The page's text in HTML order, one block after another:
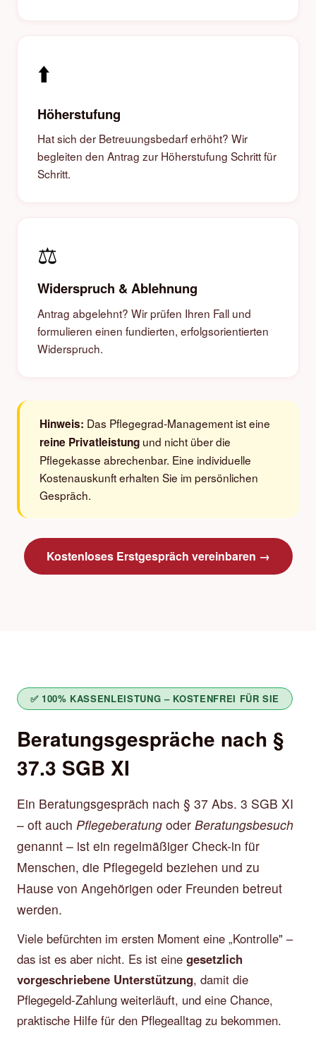
⬆️
Höherstufung
Hat sich der Betreuungsbedarf erhöht? Wir
begleiten den Antrag zur Höherstufung Schritt für
Schritt.
⚖️
Widerspruch & Ablehnung
Antrag abgelehnt? Wir prüfen Ihren Fall und
formulieren einen fundierten, erfolgsorientierten
Widerspruch.
Hinweis: Das Pflegegrad-Management ist eine
reine Privatleistung und nicht über die
Pflegekasse abrechenbar. Eine individuelle
Kostenauskunft erhalten Sie im persönlichen
Gespräch.
Kostenloses Erstgespräch vereinbaren →
✅ 100% KASSENLEISTUNG – KOSTENFREI FÜR SIE
Beratungsgespräche nach §
37.3 SGB XI
Ein Beratungsgespräch nach § 37 Abs. 3 SGB XI
– oft auch Pflegeberatung oder Beratungsbesuch
genannt – ist ein regelmäßiger Check-in für
Menschen, die Pflegegeld beziehen und zu
Hause von Angehörigen oder Freunden betreut
werden.
Viele befürchten im ersten Moment eine „Kontrolle" –
das ist es aber nicht. Es ist eine gesetzlich
vorgeschriebene Unterstützung, damit die
Pflegegeld-Zahlung weiterläuft, und eine Chance,
praktische Hilfe für den Pflegealltag zu bekommen.